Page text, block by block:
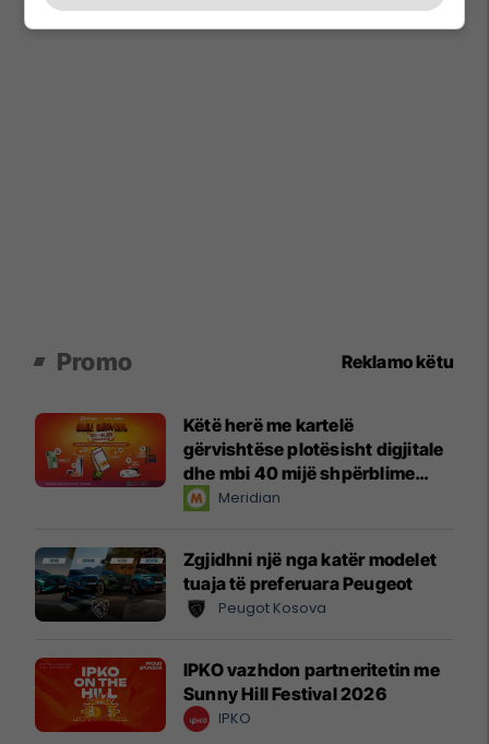
Promo Reklamo këtu
Këtë herë me kartelë
gërvishtëse plotësisht digjitale
dhe mbi 40 mijë shpërblime
instant!Meridian
Zgjidhni një nga katër modelet
tuaja të preferuara Peugeot
Peugot Kosova
IPKO vazhdon partneritetin me
Sunny Hill Festival 2026
IPKO